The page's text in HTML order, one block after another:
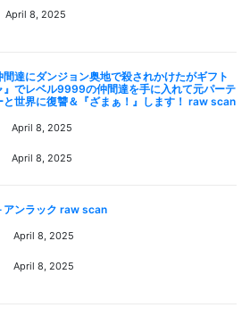
April 8, 2025
達にダンジョン奥地で殺されかけたがギフト
』でレベル9999の仲間達を手に入れて元パーテ
と世界に復讐＆『ざまぁ！』します！ raw scan
April 8, 2025
April 8, 2025
アンラック raw scan
April 8, 2025
April 8, 2025